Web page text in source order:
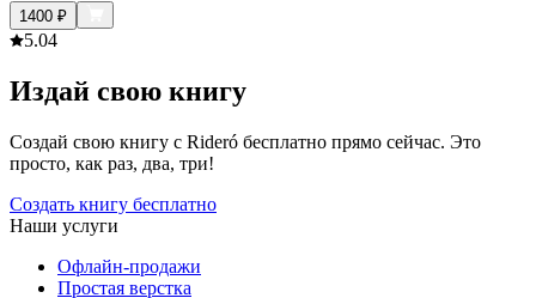
1400 ₽
5.04
Издай свою книгу
Создай свою книгу с Rideró бесплатно прямо сейчас. Это
просто, как раз, два, три!
Создать книгу бесплатно
Наши услуги
Офлайн-продажи
Простая верстка